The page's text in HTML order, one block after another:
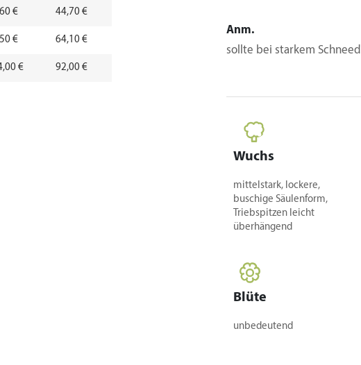
€ 44,70 €
€ 64,10 €
€ 92,00 €
Anm.
sollte bei starkem
Wuchs
mittelstark, lockere,
buschige Säulenform,
Triebspitzen leicht
überhängend
Blüte
unbedeutend